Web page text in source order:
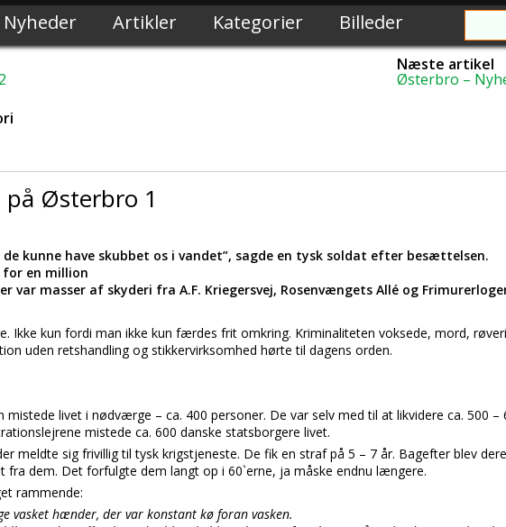
Nyheder Artikler Kategorier Billeder
Næste artikel
Østerbro –
Østerbro 1
de kunne have skubbet os i vandet”, sagde en tysk soldat efter besættelsen.
en million
var masser af skyderi fra A.F. Kriegersvej, Rosenvængets Allé og
Ikke kun fordi man ikke kun færdes frit omkring. Kriminaliteten voksede, mord,
uden retshandling og stikkervirksomhed hørte til dagens orden.
livet i nødværge – ca. 400 personer. De var selv med til at likvidere ca. 500 –
mistede ca. 600 danske statsborgere livet.
meldte sig frivillig til tysk krigstjeneste. De fik en straf på 5 – 7 år. Bagefter blev
fra dem. Det forfulgte dem langt op i 60`erne, ja måske endnu længere.
rammende:
vasket hænder, der var konstant kø foran vasken.